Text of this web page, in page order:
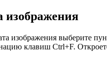
изображения выберите
клавиш Ctrl+F.